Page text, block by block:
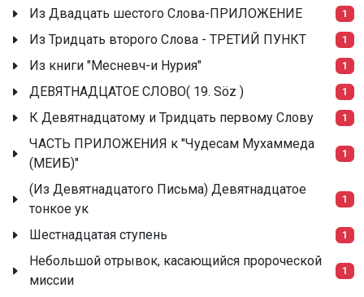
Из Двадцать шестого Слова-ПРИЛОЖЕНИЕ 1
Из Тридцать второго Слова - ТРЕТИЙ ПУНКТ 1
Из книги "Месневч-и Нурия" 1
ДЕВЯТНАДЦАТОЕ СЛОВО( 19. Söz ) 1
К Девятнадцатому и Тридцать первому Слову 1
ЧАСТЬ ПРИЛОЖЕНИЯ к "Чудесам Мухаммеда
(МЕИБ)"
1
(Из Девятнадцатого Письма) Девятнадцатое
тонкое ук
1
Шестнадцатая ступень 1
Небольшой отрывок, касающийся пророческой
миссии
1